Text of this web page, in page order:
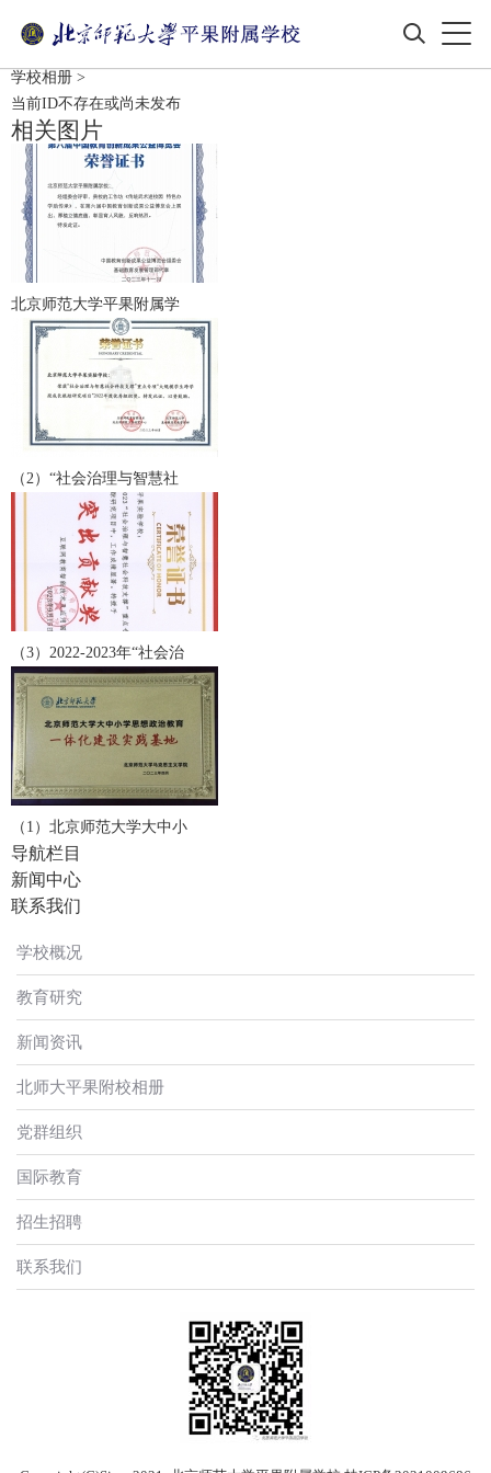
学校相册 >
当前ID不存在或尚未发布
相关图片
北京师范大学平果附属学
（2）“社会治理与智慧社
（3）2022-2023年“社会治
（1）北京师范大学大中小
导航栏目
新闻中心
联系我们
学校概况
教育研究
新闻资讯
北师大平果附校相册
党群组织
国际教育
招生招聘
联系我们